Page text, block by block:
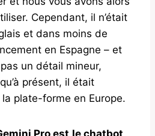
Cependant, il n’était
et dans moins de
en Espagne – et
un détail mineur,
présent, il était
la plate-forme en Europe.
Pro est le chatbot